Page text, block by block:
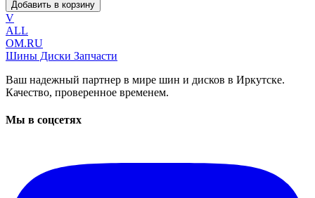
Добавить в корзину
V
ALL
OM.RU
Шины Диски Запчасти
Ваш надежный партнер в мире шин и дисков в Иркутске.
Качество, проверенное временем.
Мы в соцсетях